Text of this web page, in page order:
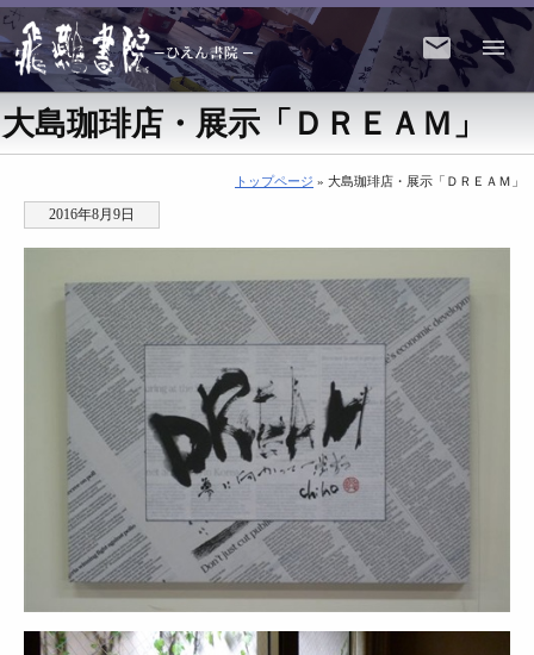
大島珈琲店・展示「ＤＲＥＡＭ」
トップページ » 大島珈琲店・展示「ＤＲＥＡＭ」
2016年8月9日